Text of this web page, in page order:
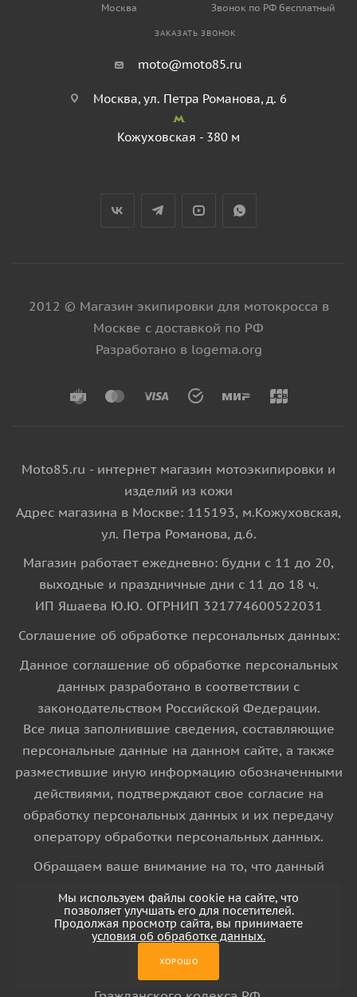
Москва Звонок по РФ бесплатный
ЗАКАЗАТЬ ЗВОНОК
moto@moto85.ru
Москва, ул. Петра Романова, д. 6
Кожуховская - 380 м
2012 © Магазин экипировки для мотокросса в
Москве с доставкой по РФ
Разработано в logema.org
Moto85.ru - интернет магазин мотоэкипировки и
изделий из кожи
Адрес магазина в Москве: 115193, м.Кожуховская,
ул. Петра Романова, д.6.
Магазин работает ежедневно: будни с 11 до 20,
выходные и праздничные дни с 11 до 18 ч.
ИП Яшаева Ю.Ю. ОГРНИП 321774600522031
Соглашение об обработке персональных данных:
Данное соглашение об обработке персональных
данных разработано в соответствии с
законодательством Российской Федерации.
Все лица заполнившие сведения, составляющие
персональные данные на данном сайте, а также
разместившие иную информацию обозначенными
действиями, подтверждают свое согласие на
обработку персональных данных и их передачу
оператору обработки персональных данных.
Обращаем ваше внимание на то, что данный
информационный характер и ни при каких
условиях информационные материалы и цены,
Мы используем файлы cookie на сайте, что
позволяет улучшать его для посетителей.
Продолжая просмотр сайта, вы принимаете
условия об обработке данных.
ХОРОШО